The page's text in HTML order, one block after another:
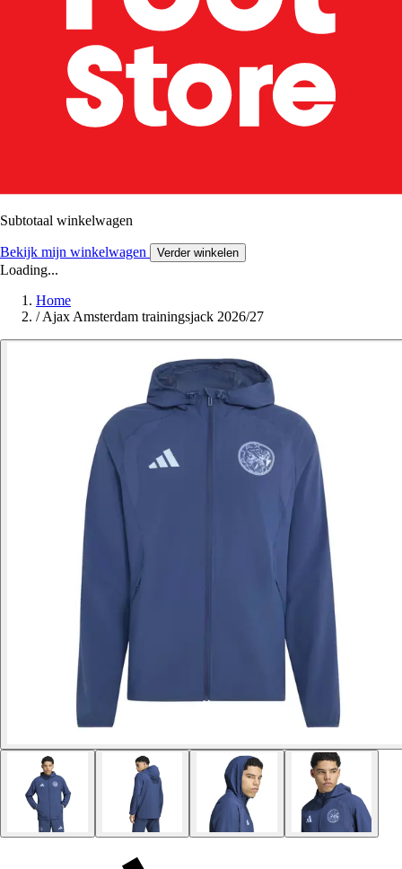
Subtotaal winkelwagen
Bekijk mijn winkelwagen Verder winkelen
Loading...
Home
/ Ajax Amsterdam trainingsjack 2026/27